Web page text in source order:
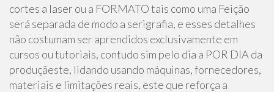
cortes a laser ou a FORMATO tais como uma Feição
será separada de modo a serigrafia, e esses detalhes
não costumam ser aprendidos exclusivamente em
cursos ou tutoriais, contudo sim pelo dia a POR DIA da
produçãeste, lidando usando máquinas, fornecedores,
materiais e limitações reais, este que reforça a